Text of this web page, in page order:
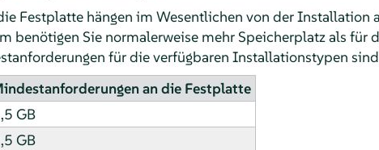
Festplatte hängen im Wesentlichen von der Installation
benötigen Sie normalerweise mehr Speicherplatz als für
für die verfügbaren Installationstypen
an die Festplatte
GB
GB